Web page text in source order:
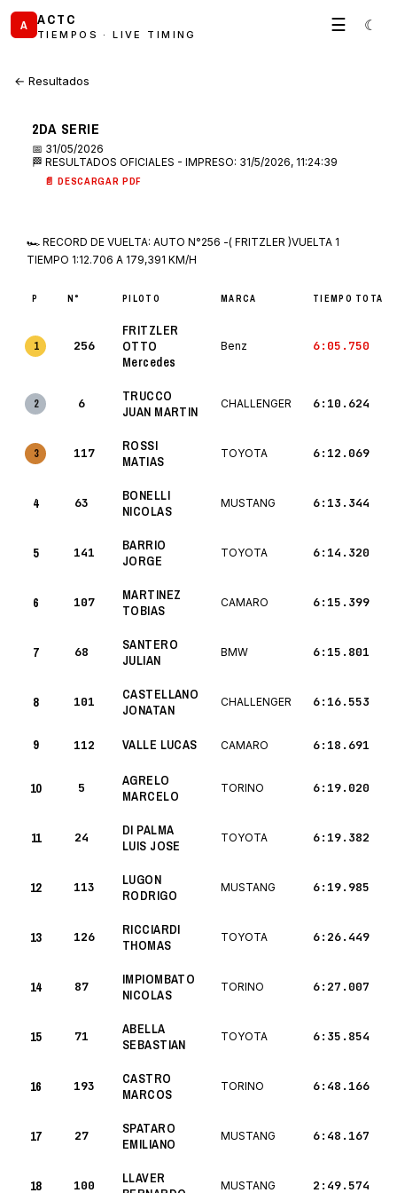
A ACTC
TIEMPOS · LIVE TIMING ☰ ☾
← Resultados
2DA SERIE
📅 31/05/2026
🏁 RESULTADOS OFICIALES - IMPRESO: 31/5/2026, 11:24:39
📄 DESCARGAR PDF
🏎 RECORD DE VUELTA: AUTO N°256 -( FRITZLER )VUELTA 1
TIEMPO 1:12.706 A 179,391 KM/H
P N° PILOTO MARCA TIEMPO TOTAL
1 256
FRITZLER
OTTO
Mercedes
Benz 6:05.750
2 6
TRUCCO
JUAN MARTIN
CHALLENGER 6:10.624
3 117
ROSSI
MATIAS
TOYOTA 6:12.069
4 63
BONELLI
NICOLAS
MUSTANG 6:13.344
5 141
BARRIO
JORGE
TOYOTA 6:14.320
6 107
MARTINEZ
TOBIAS
CAMARO 6:15.399
7 68
SANTERO
JULIAN
BMW 6:15.801
8 101
CASTELLANO
JONATAN
CHALLENGER 6:16.553
9 112 VALLE LUCAS CAMARO 6:18.691
10 5
AGRELO
MARCELO
TORINO 6:19.020
11 24
DI PALMA
LUIS JOSE
TOYOTA 6:19.382
12 113
LUGON
RODRIGO
MUSTANG 6:19.985
13 126
RICCIARDI
THOMAS
TOYOTA 6:26.449
14 87
IMPIOMBATO
NICOLAS
TORINO 6:27.007
15 71
ABELLA
SEBASTIAN
TOYOTA 6:35.854
16 193
CASTRO
MARCOS
TORINO 6:48.166
17 27
SPATARO
EMILIANO
MUSTANG 6:48.167
18 100
LLAVER
MUSTANG 2:49.574